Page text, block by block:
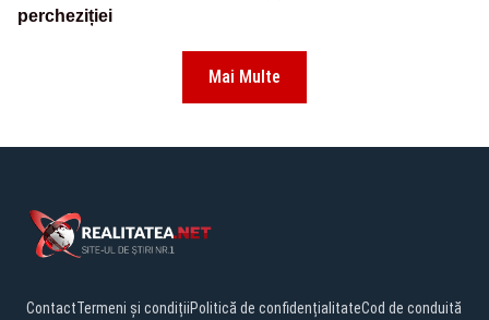
percheziției
Mai Multe
ContactTermeni și condițiiPolitică de confidențialitateCod de conduită